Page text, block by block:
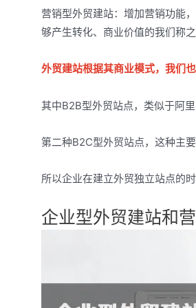
营销型外贸建站：增加营销功能
够产生转化、商业价值的我们称
外贸建站根据其商业模式，我们
其中B2B型外贸站点，类似于阿
第二种B2C型外贸站点，这种主
所以企业在建立外贸独立站点的
企业型外贸建站和